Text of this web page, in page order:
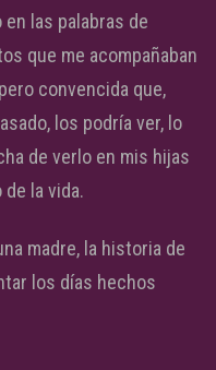
las palabras de
que me acompañaban
convencida que,
los podría ver, lo
de verlo en mis hijas
la vida.
madre, la historia de
los días hechos